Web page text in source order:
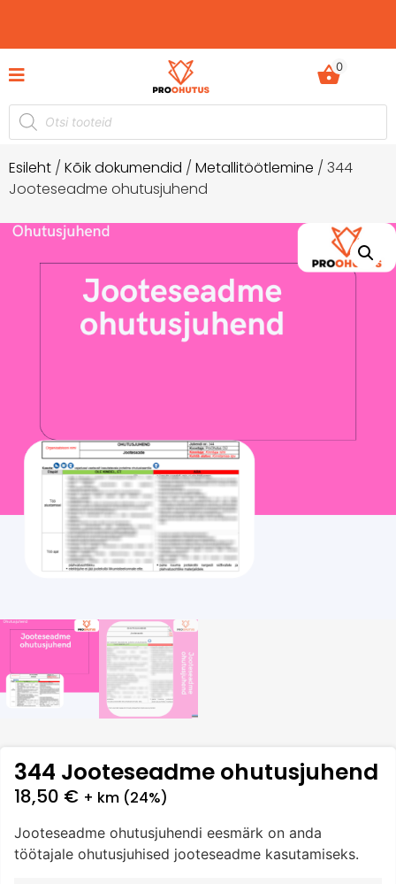
hetkel -60%
Ohutusjuhendid hetkel -
0
Esileht / Kõik dokumendid / Metallitöötlemine / 344
Jooteseadme ohutusjuhend
344 Jooteseadme ohutusjuhend
18,50 € + km (24%)
Jooteseadme ohutusjuhendi eesmärk on anda
töötajale ohutusjuhised jooteseadme kasutamiseks.